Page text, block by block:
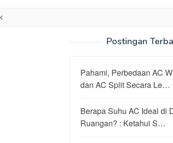
Postingan
Pahami, Perbedaan AC
dan AC Split Secara Le…
Berapa Suhu AC Ideal di
Ruangan? : Ketahui S…